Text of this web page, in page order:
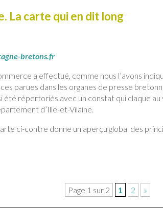
La carte qui en dit long
bretons.fr
a effectué, comme nous l’avons
parues dans les organes de presse
été répertoriés avec un constat qui claque
d’Ille-et-Vilaine.
ci-contre donne un aperçu global des
Page 1 sur 2 1 2 »